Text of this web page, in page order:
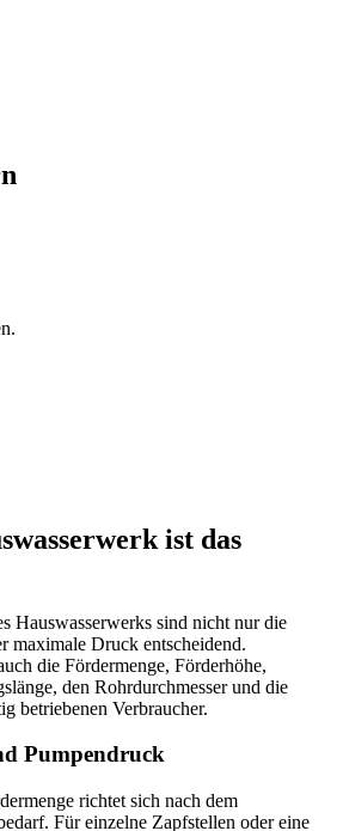
ist das
Hauswasserwerks sind nicht nur die
maximale Druck entscheidend.
die Fördermenge, Förderhöhe,
den Rohrdurchmesser und die
betriebenen Verbraucher.
Pumpendruck
richtet sich nach dem
Für einzelne Zapfstellen oder eine